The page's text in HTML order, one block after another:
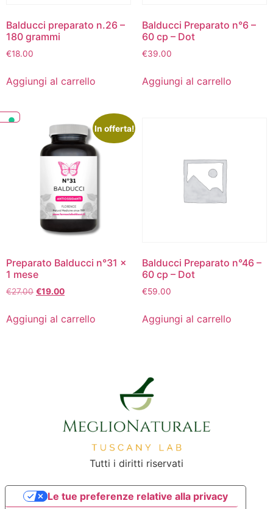
Balducci preparato n.26 –
180 grammi
€18.00
Aggiungi al carrello
Balducci Preparato n°6 –
60 cp – Dot
€39.00
Aggiungi al carrello
In offerta!
Preparato Balducci n°31 x
1 mese
€27.00 €19.00
Aggiungi al carrello
Balducci Preparato n°46 –
60 cp – Dot
€59.00
Aggiungi al carrello
Tutti i diritti riservati
Le tue preferenze relative alla privacy